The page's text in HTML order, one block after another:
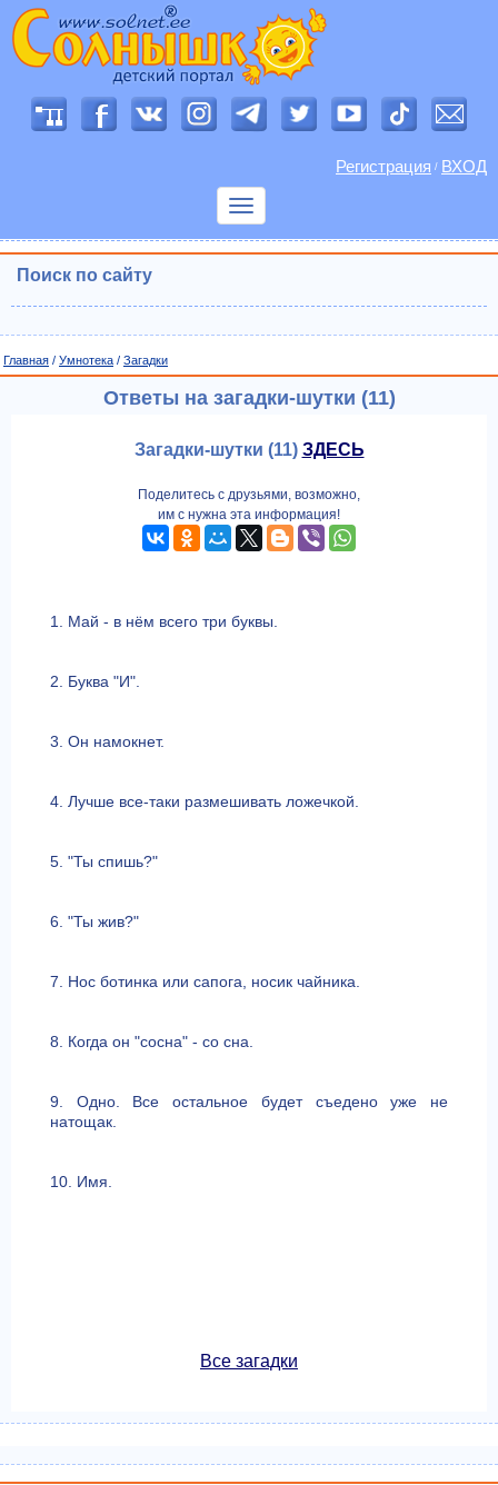
Регистрация / ВХОД
Показать
Поиск по сайту
Главная / Умнотека / Загадки
Ответы на загадки-шутки (11)
Загадки-шутки (11) ЗДЕСЬ
Поделитесь с друзьями, возможно,
им с нужна эта информация!
1. Май - в нём всего три буквы.
2. Буква "И".
3. Он намокнет.
4. Лучше все-таки размешивать ложечкой.
5. "Ты спишь?"
6. "Ты жив?"
7. Нос ботинка или сапога, носик чайника.
8. Когда он "сосна" - со сна.
9. Одно. Все остальное будет съедено уже не
натощак.
10. Имя.
Все загадки